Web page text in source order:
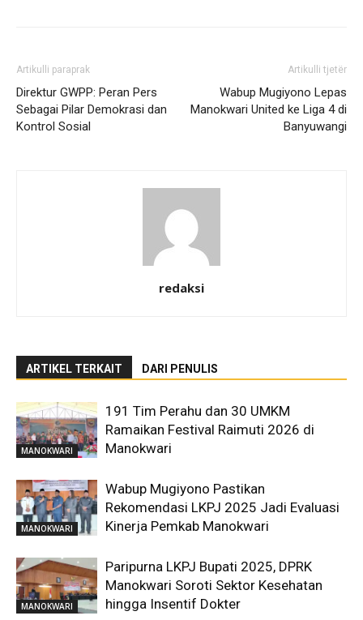
Artikulli paraprak
Direktur GWPP: Peran Pers
Sebagai Pilar Demokrasi dan
Kontrol Sosial
Artikulli tjetër
Wabup Mugiyono Lepas
Manokwari United ke Liga 4 di
Banyuwangi
redaksi
ARTIKEL TERKAIT DARI PENULIS
MANOKWARI
191 Tim Perahu dan 30 UMKM
Ramaikan Festival Raimuti 2026 di
Manokwari
MANOKWARI
Wabup Mugiyono Pastikan
Rekomendasi LKPJ 2025 Jadi Evaluasi
Kinerja Pemkab Manokwari
MANOKWARI
Paripurna LKPJ Bupati 2025, DPRK
Manokwari Soroti Sektor Kesehatan
hingga Insentif Dokter